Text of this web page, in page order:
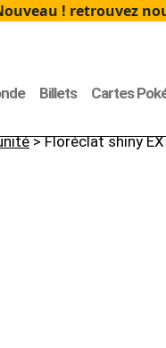
! retrouvez
Billets Cartes
> Floréclat shiny